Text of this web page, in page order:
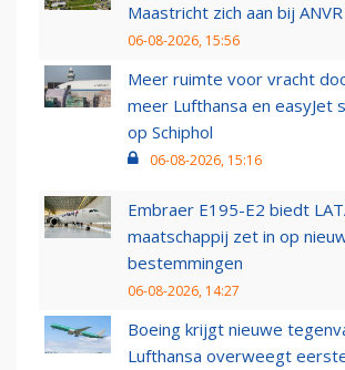
Maastricht zich aan bij ANVR
06-08-2026, 15:56
Meer ruimte voor vracht
meer Lufthansa en easyJet
op Schiphol
06-08-2026, 15:16
Embraer E195-E2 biedt
maatschappij zet in op
bestemmingen
06-08-2026, 14:27
Boeing krijgt nieuwe
Lufthansa overweegt